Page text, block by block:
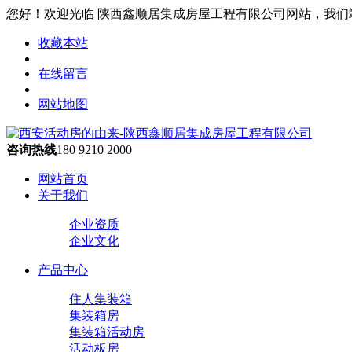
您好！欢迎光临 陕西鑫顺居集成房屋工程有限公司网站，我们
收藏本站
在线留言
网站地图
咨询热线180 9210 2000
网站首页
关于我们
企业资质
企业文化
产品中心
住人集装箱
集装箱房
集装箱活动房
活动板房